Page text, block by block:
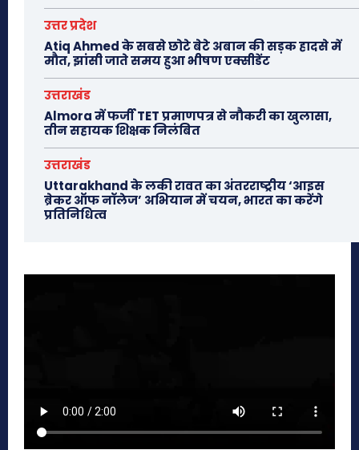
उत्तर प्रदेश
Atiq Ahmed के सबसे छोटे बेटे अबान की सड़क हादसे में
मौत, झांसी जाते समय हुआ भीषण एक्सीडेंट
उत्तराखंड
Almora में फर्जी TET प्रमाणपत्र से नौकरी का खुलासा,
तीन सहायक शिक्षक निलंबित
उत्तराखंड
Uttarakhand के लकी रावत का अंतरराष्ट्रीय ‘आइस
ब्रेकर ऑफ नॉलेज’ अभियान में चयन, भारत का करेंगे
प्रतिनिधित्व